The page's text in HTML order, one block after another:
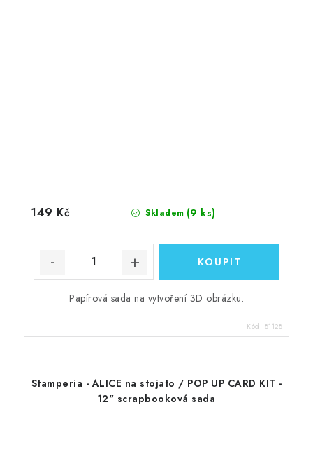
Skladem (9 ks)
149 Kč
Papírová sada na vytvoření 3D obrázku.
Kód: 81128
Stamperia - ALICE na stojato / POP UP CARD KIT -
12" scrapbooková sada